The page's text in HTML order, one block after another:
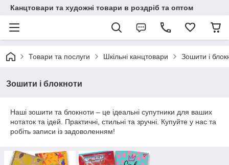
Канцтовари та художні товари в роздріб та оптом
Товари та послуги Шкільні канцтовари Зошити і
Зошити і блокноти
Наші зошити та блокноти – це ідеальні супутники для ваших
нотаток та ідей. Практичні, стильні та зручні. Купуйте у нас та
робіть записи із задоволенням!